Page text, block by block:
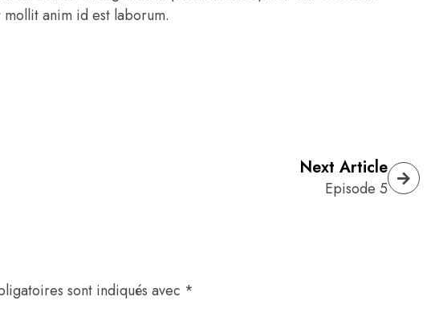
anim id est laborum.
Next Article
Episode 5
sont indiqués avec *